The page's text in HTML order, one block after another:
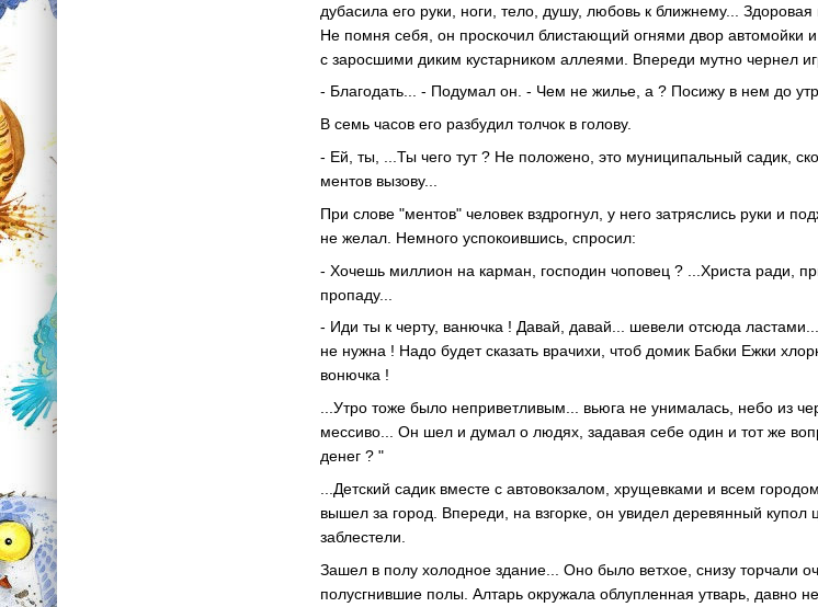
дубасила его руки, ноги, тело, душу, любовь к ближнему...
Не помня себя, он проскочил блистающий огнями двор автомойки
с заросшими диким кустарником аллеями. Впереди мутно чернел
- Благодать... - Подумал он. - Чем не жилье, а ? Посижу в нем до
В семь часов его разбудил толчок в голову.
- Ей, ты, ...Ты чего тут ? Не положено, это муниципальный садик,
ментов вызову...
При слове "ментов" человек вздрогнул, у него затряслись руки и
не желал. Немного успокоившись, спросил:
- Хочешь миллион на карман, господин чоповец ? ...Христа ради,
пропаду...
- Иди ты к черту, ванючка ! Давай, давай... шевели отсюда
не нужна ! Надо будет сказать врачихи, чтоб домик Бабки Ежки
вонючка !
...Утро тоже было неприветливым... вьюга не унималась, небо из
мессиво... Он шел и думал о людях, задавая себе один и тот же
денег ? "
...Детский садик вместе с автовокзалом, хрущевками и всем
вышел за город. Впереди, на взгорке, он увидел деревянный купол
заблестели.
Зашел в полу холодное здание... Оно было ветхое, снизу торчали
полусгнившие полы. Алтарь окружала облупленная утварь,